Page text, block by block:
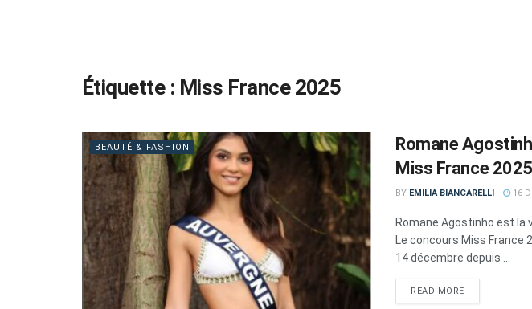
Étiquette : Miss France 2025
BEAUTÉ & FASHION
Romane
Miss France
BY EMILIA BIANCARELLI 16
Romane Agostinho est la
Le concours Miss France
14 décembre depuis ...
READ MOREDETAILS